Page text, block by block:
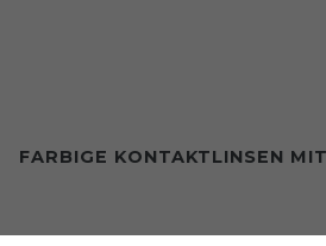
FARBIGE KONTAKTLINSEN